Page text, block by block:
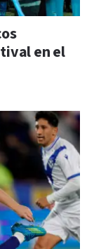
en el